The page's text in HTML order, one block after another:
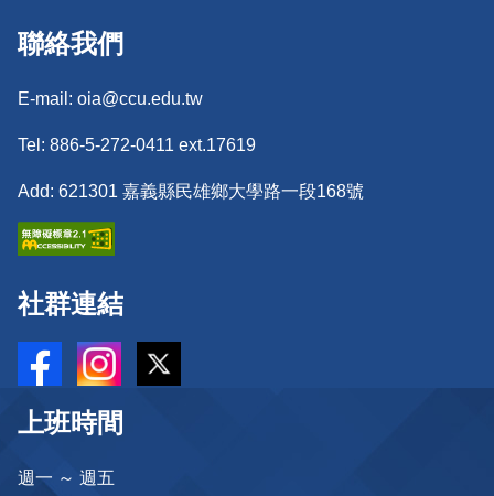
聯絡我們
E-mail: oia@ccu.edu.tw
Tel: 886-5-272-0411 ext.17619
Add: 621301 嘉義縣民雄鄉大學路一段168號
社群連結
上班時間
週一 ～ 週五